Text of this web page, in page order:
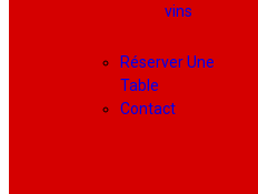
vins
Réserver Une
Table
Contact